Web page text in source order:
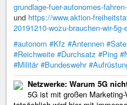
grundlage-fuer-autonomes-
und https://www.aktion-
20191210-wozu-brauchen-wir-
#autonom #Kfz #Antennen
#Reichweite #Durchsatz #Ping
#Militär #Bundeswehr
Netzwerke: Warum 5G
5G ist mit großen